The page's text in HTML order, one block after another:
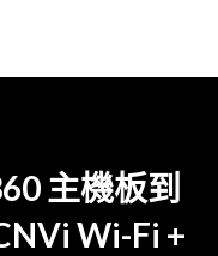
主機板到
Wi-Fi +